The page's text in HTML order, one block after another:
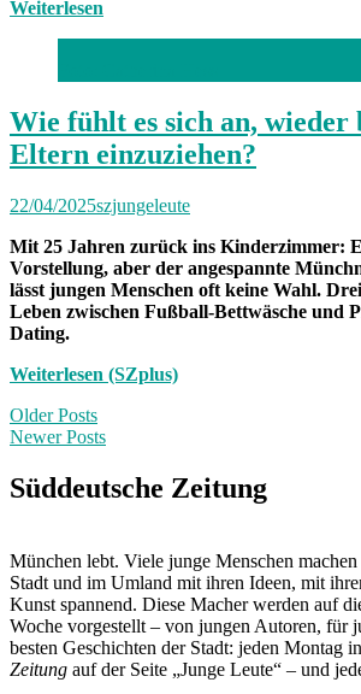
Weiterlesen
Wie fühlt es sich an, wieder
Eltern einzuziehen?
22/04/2025szjungeleute
Mit 25 Jahren zurück ins Kinderzimmer:
Vorstellung, aber der angespannte
lässt jungen Menschen oft keine Wahl.
Leben zwischen Fußball-Bettwäsche und
Dating.
Weiterlesen (SZplus)
Posts
navigation
Older Posts
Newer Posts
Süddeutsche Zeitung
München lebt. Viele junge Menschen
Stadt und im Umland mit ihren Ideen, mit
Kunst spannend. Diese Macher werden auf
Woche vorgestellt – von jungen Autoren, für
besten Geschichten der Stadt: jeden Montag
Zeitung auf der Seite „Junge Leute“ – und